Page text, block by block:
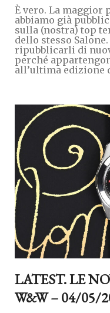
È vero. La maggior
abbiamo già
sulla (nostra) top
dello stesso
ripubblicarli di
perché
all’ultima edizione
LATEST. LE
W&W – 04/05/